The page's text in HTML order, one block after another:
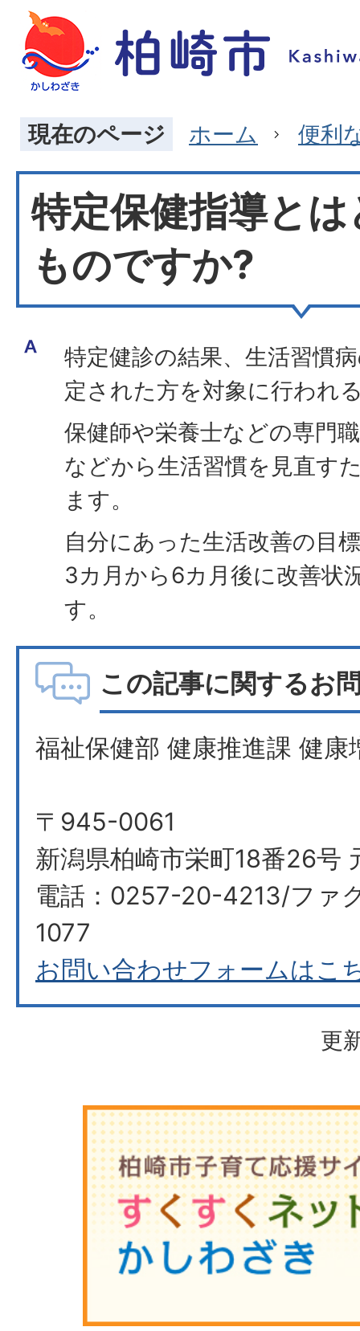
現在のページ ホーム 便利
特定保健指導と
ものですか?
特定健診の結果、生活習慣
定された方を対象に行われ
保健師や栄養士などの専門
などから生活習慣を見直す
ます。
自分にあった生活改善の目
3カ月から6カ月後に改善状
す。
この記事に関するお
福祉保健部 健康推進課 健康
〒945-0061
新潟県柏崎市栄町18番26号
電話：0257-20-4213/ファ
1077
お問い合わせフォームはこ
更